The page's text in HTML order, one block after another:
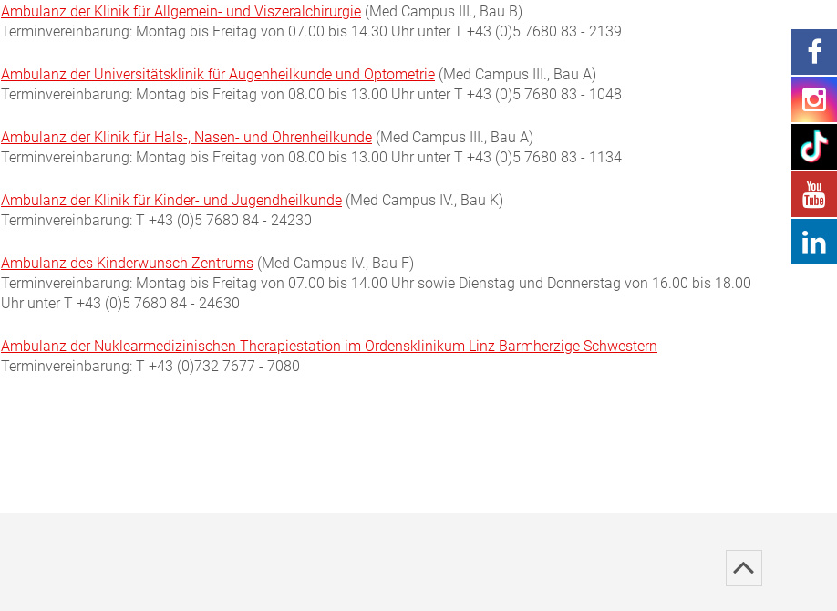
Ambulanz der Klinik für Allgemein- und Viszeralchirurgie (Med Campus III., Bau B)
Terminvereinbarung: Montag bis Freitag von 07.00 bis 14.30 Uhr unter T +43 (0)5 7680 83 - 2139
Ambulanz der Universitätsklinik für Augenheilkunde und Optometrie (Med Campus III., Bau A)
Terminvereinbarung: Montag bis Freitag von 08.00 bis 13.00 Uhr unter T +43 (0)5 7680 83 - 1048
Ambulanz der Klinik für Hals-, Nasen- und Ohrenheilkunde (Med Campus III., Bau A)
Terminvereinbarung: Montag bis Freitag von 08.00 bis 13.00 Uhr unter T +43 (0)5 7680 83 - 1134
Ambulanz der Klinik für Kinder- und Jugendheilkunde (Med Campus IV., Bau K)
Terminvereinbarung: T +43 (0)5 7680 84 - 24230
Ambulanz des Kinderwunsch Zentrums (Med Campus IV., Bau F)
Terminvereinbarung: Montag bis Freitag von 07.00 bis 14.00 Uhr sowie Dienstag und Donnerstag von 16.00 bis 18.00
Uhr unter T +43 (0)5 7680 84 - 24630
Ambulanz der Nuklearmedizinischen Therapiestation im Ordensklinikum Linz Barmherzige Schwestern
Terminvereinbarung: T +43 (0)732 7677 - 7080